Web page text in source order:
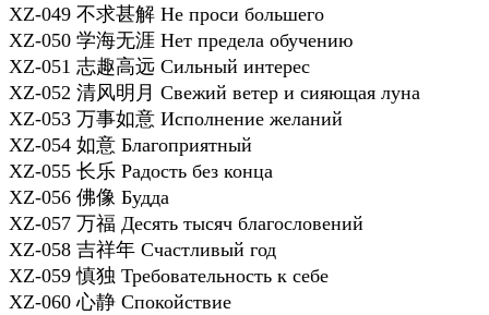
XZ-049 不求甚解 Не проси большего
XZ-050 学海无涯 Нет предела обучению
XZ-051 志趣高远 Сильный интерес
XZ-052 清风明月 Свежий ветер и сияющая луна
XZ-053 万事如意 Исполнение желаний
XZ-054 如意 Благоприятный
XZ-055 长乐 Радость без конца
XZ-056 佛像 Будда
XZ-057 万福 Десять тысяч благословений
XZ-058 吉祥年 Счастливый год
XZ-059 慎独 Требовательность к себе
XZ-060 心静 Спокойствие